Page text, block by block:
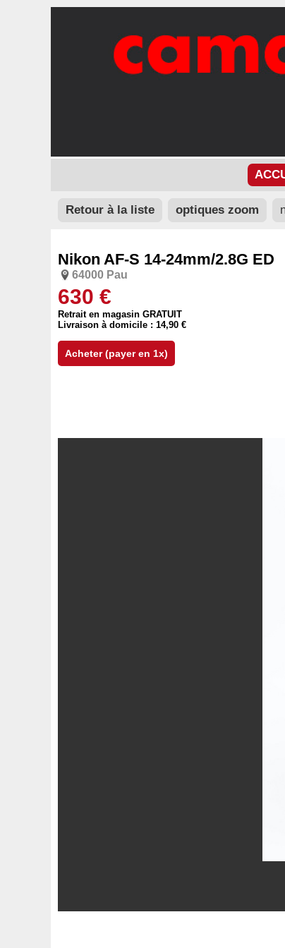
Retour à la liste optiques zoom
Nikon AF-S 14-24mm/2.8G ED
64000 Pau
630 €
Retrait en magasin GRATUIT
Livraison à domicile : 14,90 €
Acheter (payer en 1x)